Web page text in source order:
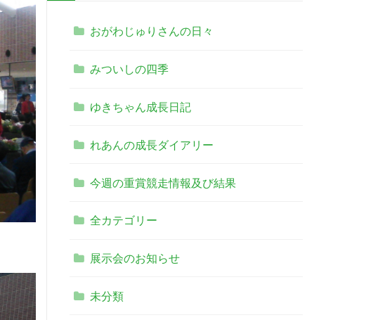
おがわじゅりさんの日々
みついしの四季
ゆきちゃん成長日記
れあんの成長ダイアリー
今週の重賞競走情報及び結果
全カテゴリー
展示会のお知らせ
未分類